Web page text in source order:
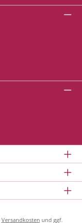
Versandkosten und ggf.